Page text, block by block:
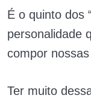
É o quinto dos
personalidade
compor
Ter muito